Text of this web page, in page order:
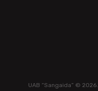
UAB “Sangaida” © 2026.